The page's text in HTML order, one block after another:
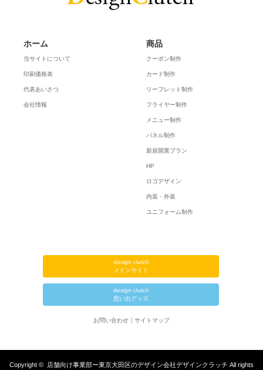
ホーム
当サイトについて
印刷価格表
代表あいさつ
会社情報
商品
クーポン制作
カード制作
リーフレット制作
フライヤー制作
メニュー制作
パネル制作
新規開業プラン
HP
ロゴデザイン
内装・外装
ユニフォーム制作
design clutch
メインサイト
design clutch
思い出グッズ
お問い合わせ サイトマップ
Copyright © 店舗向け事業部ー東京大田区のデザイン会社デザインクラッチ All rights